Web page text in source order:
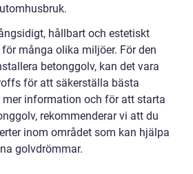
hållbart och estetiskt
många olika miljöer. För den
betonggolv, kan det vara
för att säkerställa bästa
information och för att starta
rekommenderar vi att du
inom området som kan hjälpa
golvdrömmar.